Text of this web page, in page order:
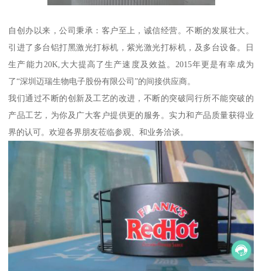
自创办以来，公司秉承：客户至上，诚信经营。不断的发展壮大。
引进了多台铝打黑激光打标机，紫光激光打标机，及多台设备。日
生产能力20K,大大提高了生产速度及效益。2015年更是有幸成为
了“深圳迈瑞生物电子股份有限公司”的间接供应商。
我们通过不断的创新及工艺的改进，不断的突破同行所不能突破的
产品工艺，为你及广大客户提供更的服务。实力和产品质量获得业
界的认可。欢迎各界朋友莅临参观、和业务洽谈。